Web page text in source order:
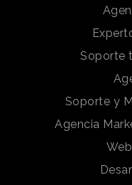
Soporte
Soporte y
Agencia